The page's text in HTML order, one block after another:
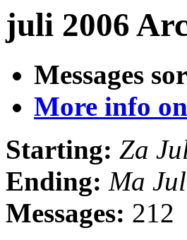
juli 2006
Messages
More info
Starting: Za
Ending: Ma
Messages: 212